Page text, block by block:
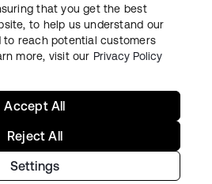
siteSécuritéPlan du site
droits réservés.
that you get the best
to help us understand our
reach potential customers
more, visit our Privacy Policy
Settings
Reject All
Accept All